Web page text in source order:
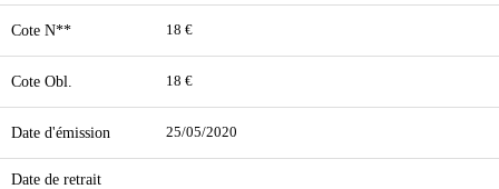
Cote N** 18 €
Cote Obl. 18 €
Date d'émission 25/05/2020
Date de retrait